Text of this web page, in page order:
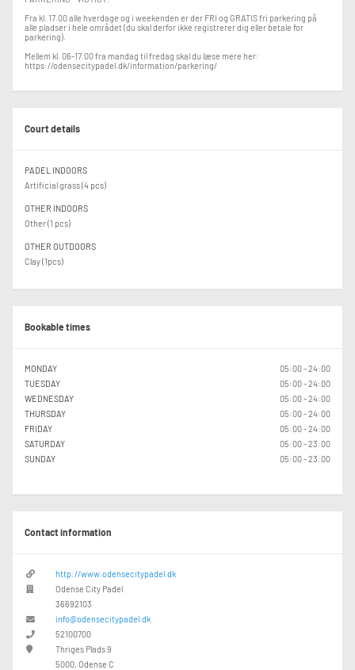
Fra kl. 17.00 alle hverdage og i weekenden er der FRI og GRATIS fri parkering på
alle pladser i hele området (du skal derfor ikke registrerer dig eller betale for
parkering).
Mellem kl. 06-17.00 fra mandag til fredag skal du læse mere her:
https://odensecitypadel.dk/information/parkering/
Court details
PADEL INDOORS
Artificial grass (4 pcs)
OTHER INDOORS
Other (1 pcs)
OTHER OUTDOORS
Clay (1pcs)
Bookable times
MONDAY
05:00 - 24:00
TUESDAY
05:00 - 24:00
WEDNESDAY
05:00 - 24:00
THURSDAY
05:00 - 24:00
FRIDAY
05:00 - 24:00
SATURDAY
05:00 - 23:00
SUNDAY
05:00 - 23:00
Contact information
http://www.odensecitypadel.dk
Odense City Padel
36692103
info@odensecitypadel.dk
52100700
Thriges Plads 9
5000, Odense C